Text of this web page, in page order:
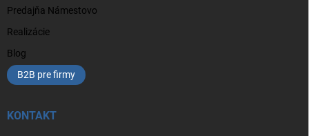
Predajňa Námestovo
Realizácie
Blog
B2B pre firmy
KONTAKT